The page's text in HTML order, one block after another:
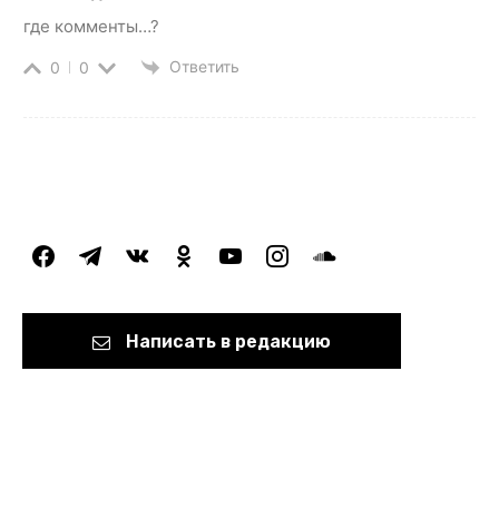
где комменты…?
0 0 Ответить
facebooktelegramvkontakteodnoklassniki
youtubeinstagramsoundcloud
Написать в редакцию